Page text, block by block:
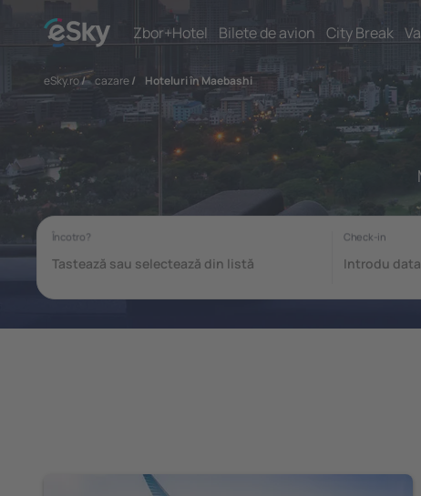
Zbor+Hotel Bilete de avion City Break
eSky.ro/ cazare/ Hoteluri în Maebashi